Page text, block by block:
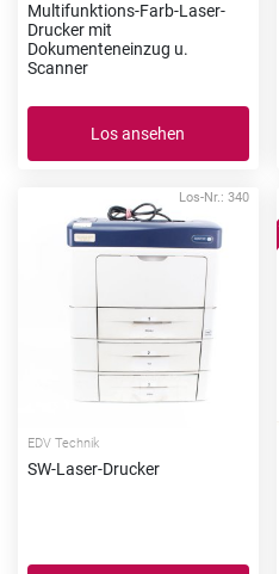
Multifunktions-Farb-Laser-
Drucker mit
Dokumenteneinzug u.
Scanner
Los ansehen
Los-Nr.: 340
EDV Technik
SW-Laser-Drucker